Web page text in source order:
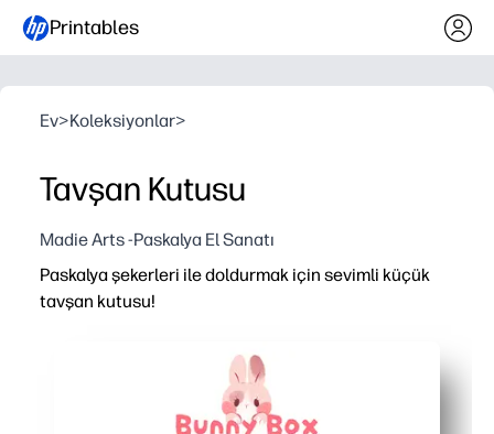
Printables
Ev>Koleksiyonlar>
Tavşan Kutusu
Madie Arts -Paskalya El Sanatı
Paskalya şekerleri ile doldurmak için sevimli küçük
tavşan kutusu!
Yazdırın, kesin ve katlayın - hazırlık veya özel
Kesme, katlama ve ince motor becerileri geliştirirken
Sınıf hediyeleri, yumurta avları ve sepetler için